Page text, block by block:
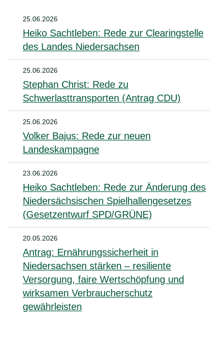
25.06.2026
Heiko Sachtleben: Rede zur Clearingstelle
des Landes Niedersachsen
25.06.2026
Stephan Christ: Rede zu
Schwerlasttransporten (Antrag CDU)
25.06.2026
Volker Bajus: Rede zur neuen
Landeskampagne
23.06.2026
Heiko Sachtleben: Rede zur Änderung des
Niedersächsischen Spielhallengesetzes
(Gesetzentwurf SPD/GRÜNE)
20.05.2026
Antrag: Ernährungssicherheit in
Niedersachsen stärken – resiliente
Versorgung, faire Wertschöpfung und
wirksamen Verbraucherschutz
gewährleisten